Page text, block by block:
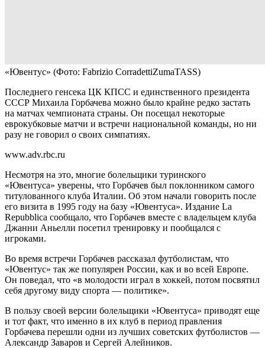
«Ювентус» (Фото: Fabrizio CorradettiZumaTASS)
Последнего генсека ЦК КПСС и единственного президента
СССР Михаила Горбачева можно было крайне редко застать
на матчах чемпионата страны. Он посещал некоторые
еврокубковые матчи и встречи национальной команды, но ни
разу не говорил о своих симпатиях.
www.adv.rbc.ru
Несмотря на это, многие болельщики туринского
«Ювентуса» уверены, что Горбачев был поклонником самого
титулованного клуба Италии. Об этом начали говорить после
его визита в 1995 году на базу «Ювентуса». Издание La
Repubblica сообщало, что Горбачев вместе с владельцем клуба
Джанни Аньелли посетил тренировку и пообщался с
игроками.
Во время встречи Горбачев рассказал футболистам, что
«Ювентус» так же популярен России, как и во всей Европе.
Он поведал, что «в молодости играл в хоккей, потом посвятил
себя другому виду спорта — политике».
В пользу своей версии болельщики «Ювентуса» приводят еще
и тот факт, что именно в их клуб в период правления
Горбачева перешли одни из лучших советских футболистов —
Александр Заваров и Сергей Алейников.